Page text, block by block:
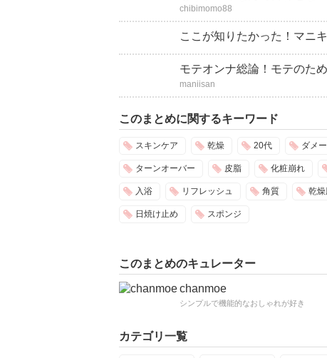
chibimomo88
ここが知りたかった！マニ
モテオンナ総論！モテのた
maniisan
このまとめに関するキーワード
スキンケア 乾燥 20代 ダメ
ターンオーバー 皮脂 化粧崩れ
入浴 リフレッシュ 角質 乾
日焼け止め スポンジ
このまとめのキュレーター
chanmoe
シンプルで機能的なおしゃれが好き
カテゴリ一覧